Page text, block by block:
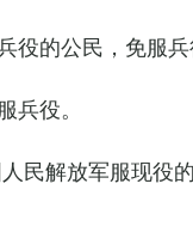
的公民，免服兵
役。
民解放军服现役